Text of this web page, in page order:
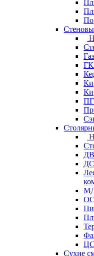
Сухие